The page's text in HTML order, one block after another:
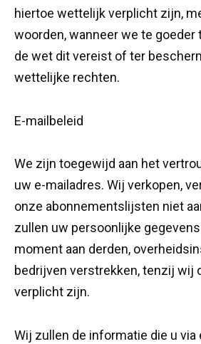
hiertoe wettelijk verplicht zijn,
woorden, wanneer we te goeder
de wet dit vereist of ter
wettelijke rechten.
E-mailbeleid
We zijn toegewijd aan het
uw e-mailadres. Wij verkopen,
onze abonnementslijsten niet
zullen uw persoonlijke gegevens
moment aan derden,
bedrijven verstrekken, tenzij wij
verplicht zijn.
Wij zullen de informatie die u via